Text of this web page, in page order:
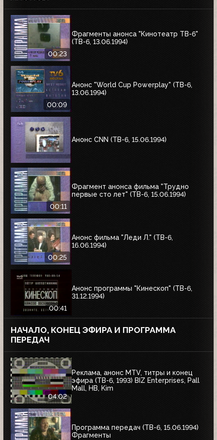
00:23
Фрагменты анонса "Кинотеатр ТВ-6"
(ТВ-6, 13.06.1994)
00:09
Анонс "World Cup Powerplay" (ТВ-6,
13.06.1994)
Анонс CNN (ТВ-6, 15.06.1994)
00:11
Фрагмент анонса фильма "Трудно
первые сто лет" (ТВ-6, 15.06.1994)
00:25
Анонс фильма "Леди Л." (ТВ-6,
16.06.1994)
00:41
Анонс программы "Кинескоп" (ТВ-6,
31.12.1994)
НАЧАЛО, КОНЕЦ ЭФИРА И ПРОГРАММА
ПЕРЕДАЧ
04:02
Реклама, анонс MTV, титры и конец
эфира (ТВ-6, 1993) BIZ Enterprises, Pall
Mall, HB, Kim
Программа передач (ТВ-6, 15.06.1994)
Фрагменты